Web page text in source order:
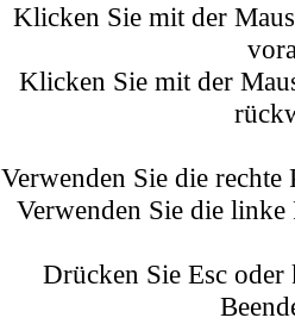
Klicken Sie mit der
Klicken Sie mit der
Verwenden Sie die
Verwenden Sie die
Drücken Sie Esc